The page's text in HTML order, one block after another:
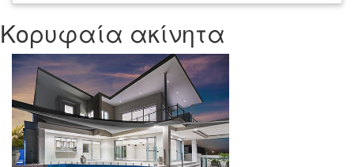
Κορυφαία ακίνητα